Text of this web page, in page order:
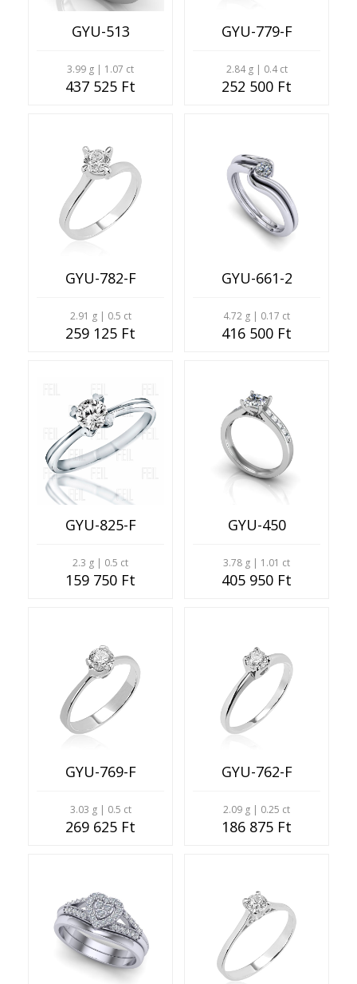
GYU-513
3.99 g | 1.07 ct
437 525 Ft
GYU-779-F
2.84 g | 0.4 ct
252 500 Ft
GYU-782-F
2.91 g | 0.5 ct
259 125 Ft
GYU-661-2
4.72 g | 0.17 ct
416 500 Ft
GYU-825-F
2.3 g | 0.5 ct
159 750 Ft
GYU-450
3.78 g | 1.01 ct
405 950 Ft
GYU-769-F
3.03 g | 0.5 ct
269 625 Ft
GYU-762-F
2.09 g | 0.25 ct
186 875 Ft